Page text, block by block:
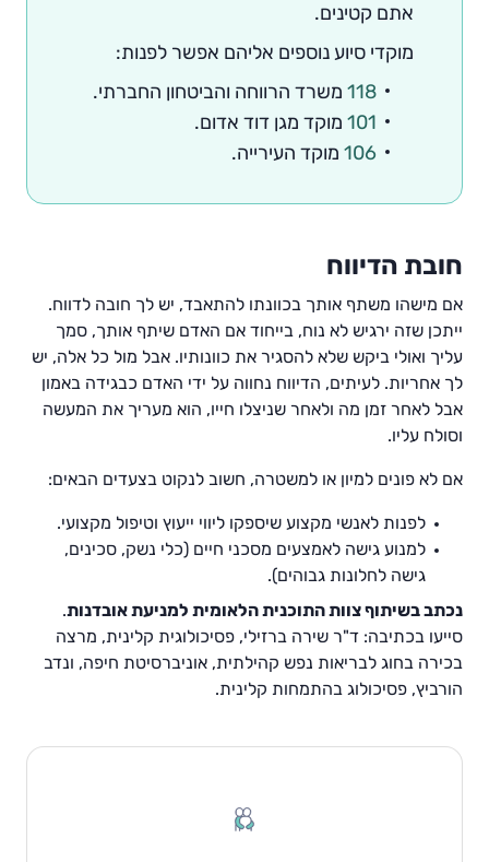
אתם קטינים.
מוקדי סיוע נוספים אליהם אפשר לפנות:
118 משרד הרווחה והביטחון החברתי.
101 מוקד מגן דוד אדום.
106 מוקד העירייה.
חובת הדיווח
אם מישהו משתף אותך בכוונתו להתאבד, יש לך חובה לדווח.
ייתכן שזה ירגיש לא נוח, בייחוד אם האדם שיתף אותך, סמך
עליך ואולי ביקש שלא להסגיר את כוונותיו. אבל מול כל אלה, יש
לך אחריות. לעיתים, הדיווח נחווה על ידי האדם כבגידה באמון
אבל לאחר זמן מה ולאחר שניצלו חייו, הוא מעריך את המעשה
וסולח עליו.
אם לא פונים למיון או למשטרה, חשוב לנקוט בצעדים הבאים:
לפנות לאנשי מקצוע שיספקו ליווי ייעוץ וטיפול מקצועי.
למנוע גישה לאמצעים מסכני חיים (כלי נשק, סכינים,
גישה לחלונות גבוהים).
נכתב בשיתוף צוות התוכנית הלאומית למניעת אובדנות.
סייעו בכתיבה: ד"ר שירה ברזילי, פסיכולוגית קלינית, מרצה
בכירה בחוג לבריאות נפש קהילתית, אוניברסיטת חיפה, ונדב
הורביץ, פסיכולוג בהתמחות קלינית.